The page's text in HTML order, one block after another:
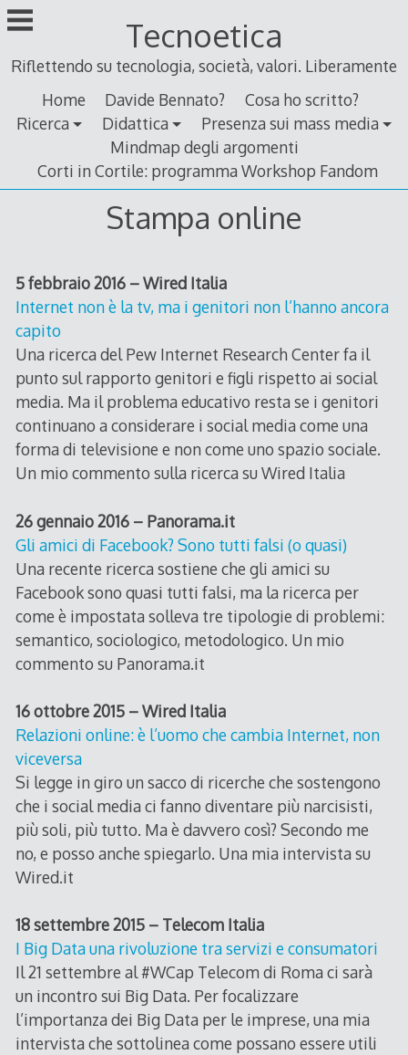
Skip
to
Tecnoetica
Riflettendo su tecnologia, società, valori. Liberamente
Home
Davide Bennato?
Cosa ho scritto?
Ricerca
Didattica
Presenza sui mass media
Mindmap degli argomenti
Corti in Cortile: programma Workshop Fandom
Stampa online
5 febbraio 2016 – Wired Italia
Internet non è la tv, ma i genitori non l’hanno ancora
capito
Una ricerca del Pew Internet Research Center fa il
punto sul rapporto genitori e figli rispetto ai social
media. Ma il problema educativo resta se i genitori
continuano a considerare i social media come una
forma di televisione e non come uno spazio sociale.
Un mio commento sulla ricerca su Wired Italia
26 gennaio 2016 – Panorama.it
Gli amici di Facebook? Sono tutti falsi (o quasi)
Una recente ricerca sostiene che gli amici su
Facebook sono quasi tutti falsi, ma la ricerca per
come è impostata solleva tre tipologie di problemi:
semantico, sociologico, metodologico. Un mio
commento su Panorama.it
16 ottobre 2015 – Wired Italia
Relazioni online: è l’uomo che cambia Internet, non
viceversa
Si legge in giro un sacco di ricerche che sostengono
che i social media ci fanno diventare più narcisisti,
più soli, più tutto. Ma è davvero così? Secondo me
no, e posso anche spiegarlo. Una mia intervista su
Wired.it
18 settembre 2015 – Telecom Italia
I Big Data una rivoluzione tra servizi e consumatori
Il 21 settembre al #WCap Telecom di Roma ci sarà
un incontro sui Big Data. Per focalizzare
l’importanza dei Big Data per le imprese, una mia
intervista che sottolinea come possano essere utili